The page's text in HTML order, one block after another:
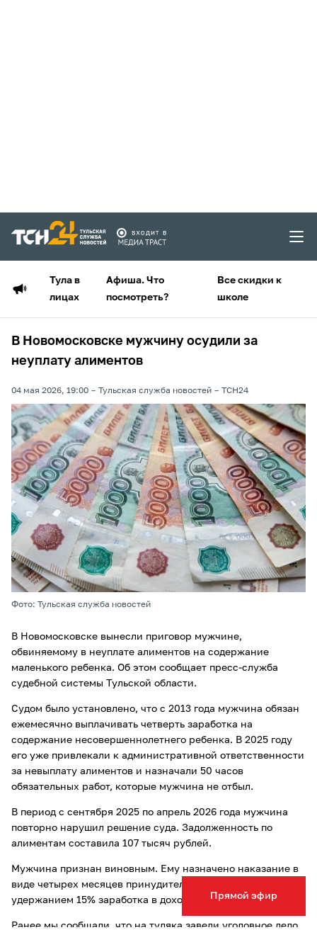
Тула в
лицах
Афиша. Что
посмотреть?
Все скидки к
школе
Прямой эфир
В Новомосковске мужчину осудили за
неуплату алиментов
04 мая 2026, 19:00 Тульская служба новостей ТСН24
Фото: Тульская служба новостей
В Новомосковске вынесли приговор мужчине,
обвиняемому в неуплате алиментов на содержание
маленького ребенка. Об этом сообщает пресс-служба
судебной системы Тульской области.
Судом было установлено, что с 2013 года мужчина обязан
ежемесячно выплачивать четверть заработка на
содержание несовершеннолетнего ребенка. В 2025 году
его уже привлекали к административной ответственности
за невыплату алиментов и назначали 50 часов
обязательных работ, которые мужчина не отбыл.
В период с сентября 2025 по апрель 2026 года мужчина
повторно нарушил решение суда. Задолженность по
алиментам составила 107 тысяч рублей.
Мужчина признан виновным. Ему назначено наказание в
виде четырех месяцев принудительных работ с
удержанием 15% заработка в доход государства.
Ранее мы сообщали, что на туляка завели уголовное дело